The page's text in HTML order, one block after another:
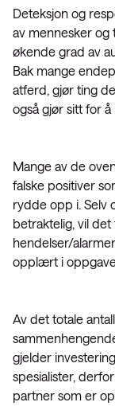
Deteksjon og
av mennesker og
økende grad av
Bak mange
atferd, gjør ting
også gjør sitt for
Mange av de
falske positiver
rydde opp i. Selv
betraktelig, vil
hendelser/
opplært i
Av det totale
gjelder
spesialister,
partner som er